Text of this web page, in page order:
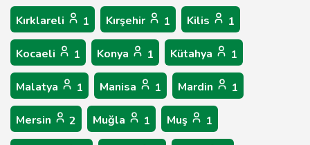
Kırklareli 1 Kırşehir 1 Kilis 1
Kocaeli 1 Konya 1 Kütahya 1
Malatya 1 Manisa 1 Mardin 1
Mersin 2 Muğla 1 Muş 1